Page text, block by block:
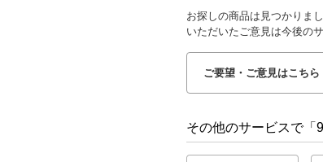
お探しの商品は見つかりま
いただいたご意見は今後の
ご要望・ご意見はこちら
その他のサービスで「